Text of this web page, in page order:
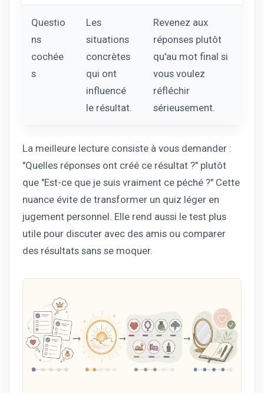
Questio
ns
cochée
s
Les
situations
concrètes
qui ont
influencé
le résultat.
Revenez aux
réponses plutôt
qu'au mot final si
vous voulez
réfléchir
sérieusement.
La meilleure lecture consiste à vous demander :
"Quelles réponses ont créé ce résultat ?" plutôt
que "Est-ce que je suis vraiment ce péché ?" Cette
nuance évite de transformer un quiz léger en
jugement personnel. Elle rend aussi le test plus
utile pour discuter avec des amis ou comparer
des résultats sans se moquer.